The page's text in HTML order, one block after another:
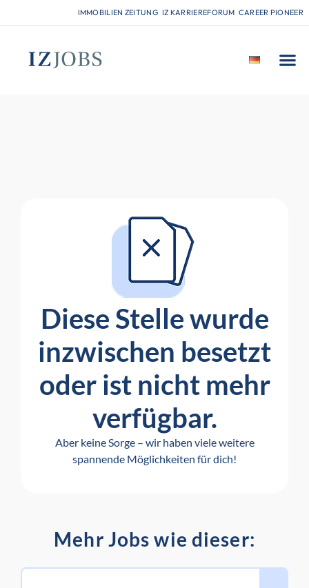
IMMOBILIEN ZEITUNG IZ KARRIEREFORUM CAREER PIONEER
Diese Stelle wurde
inzwischen besetzt
oder ist nicht mehr
verfügbar.
Aber keine Sorge – wir haben viele weitere
spannende Möglichkeiten für dich!
Mehr Jobs wie dieser: